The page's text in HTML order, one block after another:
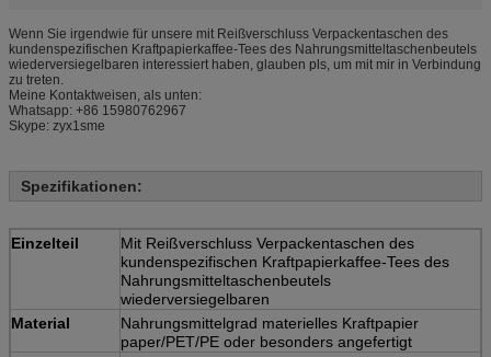
Wenn Sie irgendwie für unsere mit Reißverschluss Verpackentaschen des
kundenspezifischen Kraftpapierkaffee-Tees des Nahrungsmitteltaschenbeutels
wiederversiegelbaren interessiert haben, glauben pls, um mit mir in Verbindung
zu treten.
Meine Kontaktweisen, als unten:
Whatsapp: +86 15980762967
Skype: zyx1sme
Spezifikationen:
Einzelteil
Mit Reißverschluss Verpackentaschen des
kundenspezifischen Kraftpapierkaffee-Tees des
Nahrungsmitteltaschenbeutels
wiederversiegelbaren
Material
Nahrungsmittelgrad materielles Kraftpapier
paper/PET/PE oder besonders angefertigt